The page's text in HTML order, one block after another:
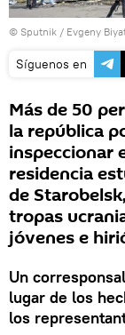
© Sputnik / Evgeny
Síguenos en
Más de 50
la república
inspeccionar
residencia
de
tropas
jóvenes e
Un
lugar de los
los